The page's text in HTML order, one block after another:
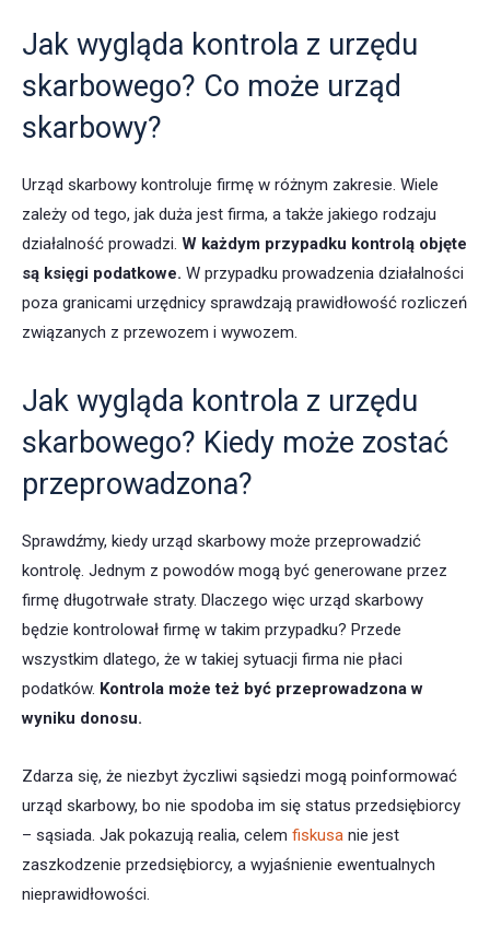
Jak wygląda kontrola z urzędu
skarbowego? Co może urząd
skarbowy?
Urząd skarbowy kontroluje firmę w różnym zakresie. Wiele
zależy od tego, jak duża jest firma, a także jakiego rodzaju
działalność prowadzi. W każdym przypadku kontrolą objęte
są księgi podatkowe. W przypadku prowadzenia działalności
poza granicami urzędnicy sprawdzają prawidłowość rozliczeń
związanych z przewozem i wywozem.
Jak wygląda kontrola z urzędu
skarbowego? Kiedy może zostać
przeprowadzona?
Sprawdźmy, kiedy urząd skarbowy może przeprowadzić
kontrolę. Jednym z powodów mogą być generowane przez
firmę długotrwałe straty. Dlaczego więc urząd skarbowy
będzie kontrolował firmę w takim przypadku? Przede
wszystkim dlatego, że w takiej sytuacji firma nie płaci
podatków. Kontrola może też być przeprowadzona w
wyniku donosu.
Zdarza się, że niezbyt życzliwi sąsiedzi mogą poinformować
urząd skarbowy, bo nie spodoba im się status przedsiębiorcy
– sąsiada. Jak pokazują realia, celem fiskusa nie jest
zaszkodzenie przedsiębiorcy, a wyjaśnienie ewentualnych
nieprawidłowości.